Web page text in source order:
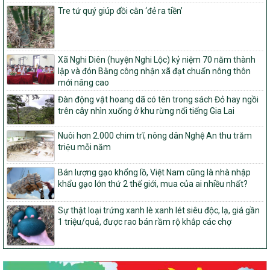
trong xây dựng nông thôn mới giai đoạn 2026-2030 trên địa bàn
tỉnh Nghệ An
103/PTNT-NTM
Về việc đăng ký thực hiện Dự án liên kết theo chuỗi giá trị thuộc
Dự án 2 – Chương trình Mục tiêu quốc gia Giảm nghèo bền vững
giai đoạn 2021-2025 được kéo dài sang năm 2026
827/QĐ-BNNMT
Quyết định Ban hành Kế hoạch triển khai thực hiện Chương trình
mục tiêu quốc gia xây dựng nông thôn mới, giảm nghèo bền
vững và phát triển kinh tế – xã hội vùng đồng bào dân tộc thiểu
số và miền núi giai đoạn 2026-2035, giai đoạn I: Từ năm 2026
đến năm 2030
14/2026/TT-BNNMT
Hướng dẫn thực hiện một số nội dung tiêu chí, điều kiện thuộc Bộ
tiêu chí quốc gia về nông thôn mới giai đoạn 2026 – 2030 thuộc
phạm vi quản lý nhà nước của Bộ Nông nghiệp và Môi trường
417/QĐ-BNNMT
Phê duyệt Chương trình mục tiêu quốc gia xây dựng nông thôn
mới, giảm nghèo bền vững và phát triển kinh tế – xã hội vùng
đoạn I: Từ năm 2026 đến năm 2030
Tre tứ quý giúp đồi cằn ‘đẻ ra tiền’
Xã Nghi Diên (huyện Nghi Lộc) kỷ niệm 70 năm thành
lập và đón Bằng công nhận xã đạt chuẩn nông thôn
mới nâng cao
Đàn động vật hoang dã có tên trong sách Đỏ hay ngồi
trên cây nhìn xuống ở khu rừng nổi tiếng Gia Lai
Nuôi hơn 2.000 chim trĩ, nông dân Nghệ An thu trăm
triệu mỗi năm
Bán lượng gạo khổng lồ, Việt Nam cũng là nhà nhập
khẩu gạo lớn thứ 2 thế giới, mua của ai nhiều nhất?
Sự thật loại trứng xanh lè xanh lét siêu độc, lạ, giá gần
1 triệu/quả, được rao bán rầm rộ khắp các chợ